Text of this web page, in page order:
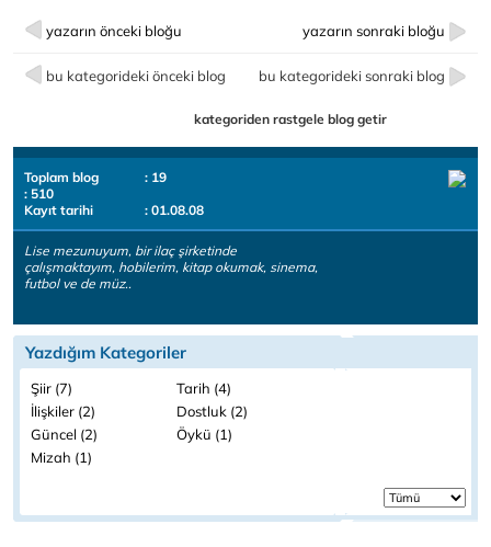
yazarın önceki bloğu yazarın sonraki bloğu
bu kategorideki önceki blog bu kategorideki sonraki blog
kategoriden rastgele blog getir
Toplam blog
: 19
: 510
Kayıt tarihi
: 01.08.08
Lise mezunuyum, bir ilaç şirketinde
çalışmaktayım, hobilerim, kitap okumak, sinema,
futbol ve de müz..
Yazdığım Kategoriler
Şiir (7)
Tarih (4)
İlişkiler (2)
Dostluk (2)
Güncel (2)
Öykü (1)
Mizah (1)